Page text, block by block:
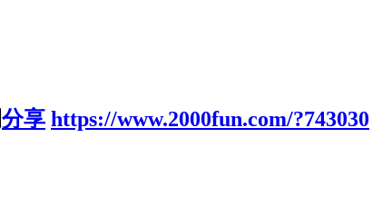
分享 https://www.2000fun.com/?743030